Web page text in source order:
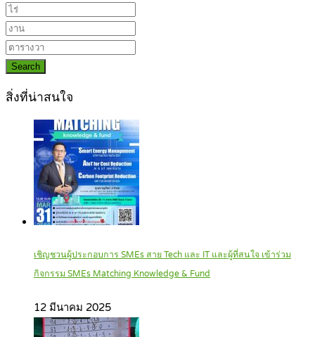
Search
สิ่งที่น่าสนใจ
เชิญชวนผู้ประกอบการ SMEs สาย Tech และ IT และผู้ที่สนใจ เข้าร่วม
กิจกรรม SMEs Matching Knowledge & Fund
12 มีนาคม 2025